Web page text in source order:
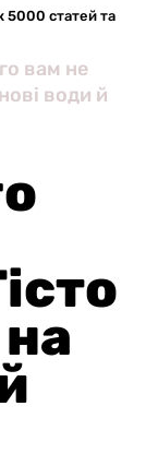
5000 статей та
вам не
води й